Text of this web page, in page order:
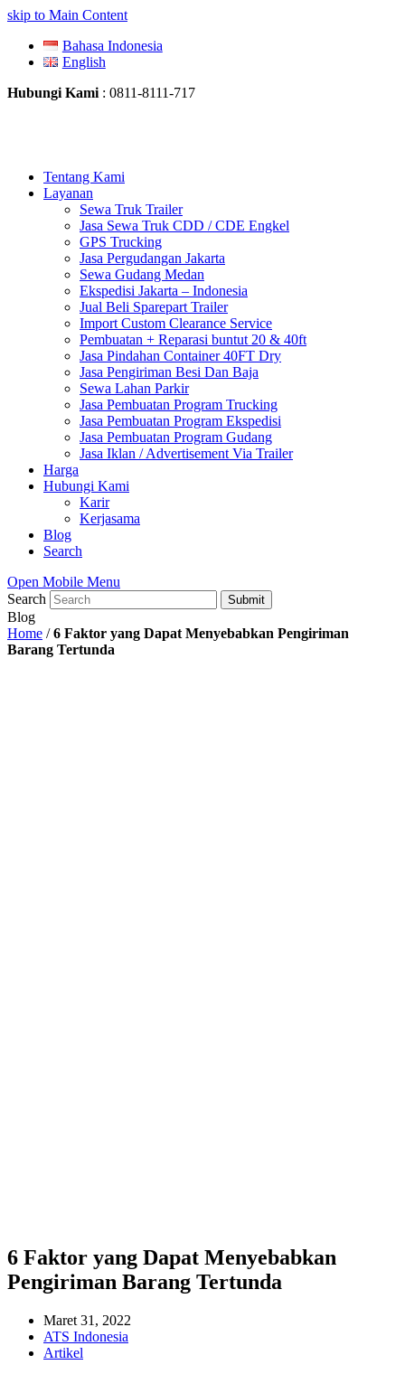
skip to Main Content
Bahasa Indonesia
English
Hubungi Kami : 0811-8111-717
Tentang Kami
Layanan
Sewa Truk Trailer
Jasa Sewa Truk CDD / CDE Engkel
GPS Trucking
Jasa Pergudangan Jakarta
Sewa Gudang Medan
Ekspedisi Jakarta – Indonesia
Jual Beli Sparepart Trailer
Import Custom Clearance Service
Pembuatan + Reparasi buntut 20 & 40ft
Jasa Pindahan Container 40FT Dry
Jasa Pengiriman Besi Dan Baja
Sewa Lahan Parkir
Jasa Pembuatan Program Trucking
Jasa Pembuatan Program Ekspedisi
Jasa Pembuatan Program Gudang
Jasa Iklan / Advertisement Via Trailer
Harga
Hubungi Kami
Karir
Kerjasama
Blog
Search
Open Mobile Menu
Search
Submit
Blog
Home /6 Faktor yang Dapat Menyebabkan Pengiriman
Barang Tertunda
6 Faktor yang Dapat Menyebabkan
Pengiriman Barang Tertunda
Maret 31, 2022
ATS Indonesia
Artikel